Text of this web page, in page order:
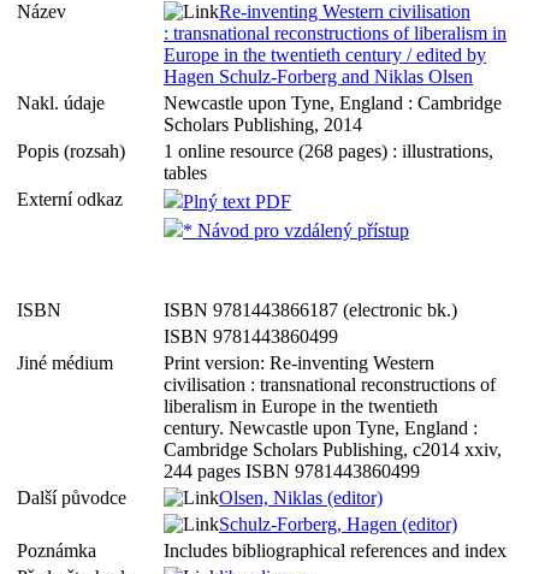
Název
Re-inventing Western civilisation
: transnational reconstructions of liberalism in
Europe in the twentieth century / edited by
Hagen Schulz-Forberg and Niklas Olsen
Nakl. údaje
Newcastle upon Tyne, England : Cambridge
Scholars Publishing, 2014
Popis (rozsah)
1 online resource (268 pages) : illustrations,
tables
Externí odkaz
Plný text PDF
* Návod pro vzdálený přístup
ISBN
ISBN 9781443866187 (electronic bk.)
ISBN 9781443860499
Jiné médium
Print version: Re-inventing Western
civilisation : transnational reconstructions of
liberalism in Europe in the twentieth
century. Newcastle upon Tyne, England :
Cambridge Scholars Publishing, c2014 xxiv,
244 pages ISBN 9781443860499
Další původce
Olsen, Niklas (editor)
Schulz-Forberg, Hagen (editor)
Poznámka
Includes bibliographical references and index